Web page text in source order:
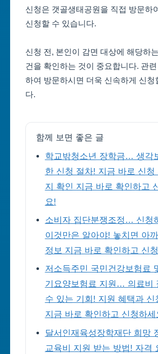
신청은 갯골생태공원을 직접 방문하
신청할 수 있습니다.
신청 전, 본인이 감면 대상에 해당하
건을 확인하는 것이 중요합니다. 관
하여 방문하시면 더욱 신속하게 신청
다.
함께 보면 좋은 글
학교밖청소년 장학금… 생각
한 신청 절차! 지금 바로 신청
지 확인 지금 바로 확인하고
요!
소비자 집단분쟁조정… 신청
이것만은 알아야! 놓치면 아
정보 지금 바로 확인하고 신
저소득주민 국민건강보험료
기요양보험료 지원… 의료비
수 있는 기회! 지원 혜택과 신
지금 바로 확인하고 신청하세
달서인재육성장학재단 희망
교육비 지원 받는 방법! 자격